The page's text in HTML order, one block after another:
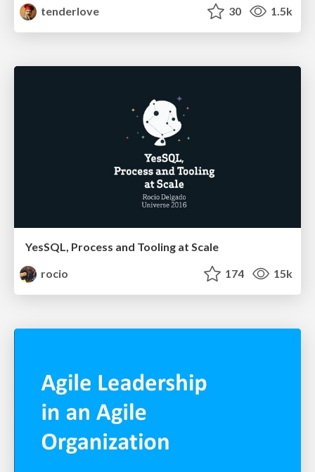
tenderlove
30 1.5k
YesSQL, Process and Tooling at Scale
rocio
174 15k